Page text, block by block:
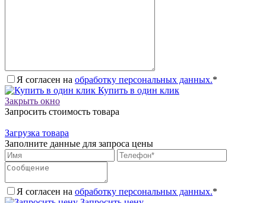
Я согласен на обработку персональных данных.*
Купить в один клик
Закрыть окно
Запросить стоимость товара
Загрузка товара
Заполните данные для запроса цены
Я согласен на обработку персональных данных.*